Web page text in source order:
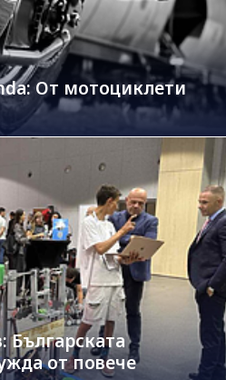
От мотоциклети
Българската
от повече